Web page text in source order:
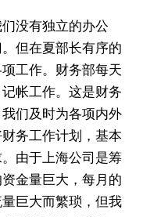
没有独立的办公
但在夏部长有序的
工作。财务部每天
帐工作。这是财务
们及时为各项内外
务工作计划，基本
由于上海公司是筹
金量巨大，每月的
巨大而繁琐，但我